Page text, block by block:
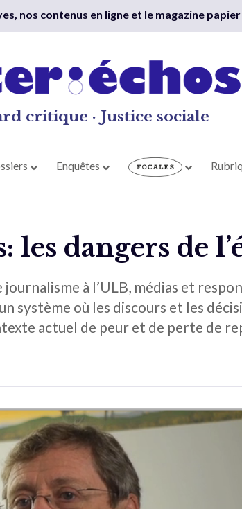
nos contenus en ligne et le magazine
critique · Justice sociale
Enquêtes
les dangers de
journalisme à l’ULB, médias et
système où les discours et les
actuel de peur et de perte de